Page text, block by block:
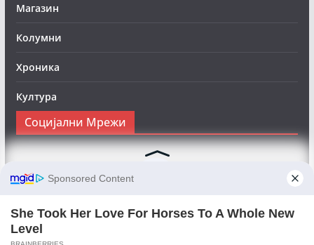
Магазин
Колумни
Хроника
Култура
Социјални Мрежи
Следете нè на Фејсбук за да сте во тек со најновите